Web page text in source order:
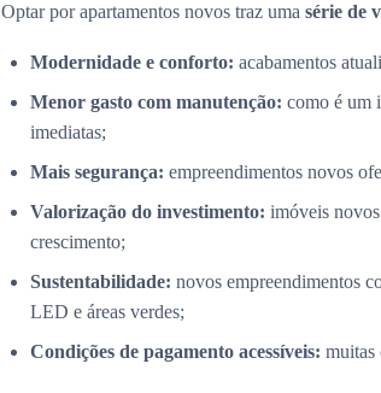
Optar por apartamentos novos traz uma série de
Modernidade e conforto: acabamentos
Menor gasto com manutenção: como é um
imediatas;
Mais segurança: empreendimentos novos
Valorização do investimento: imóveis
crescimento;
Sustentabilidade: novos empreendimentos
LED e áreas verdes;
Condições de pagamento acessíveis: muitas